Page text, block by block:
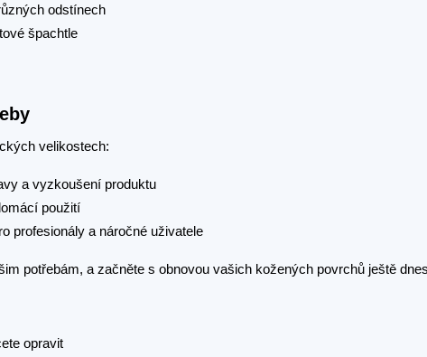
odstínech
špachtle
velikostech:
a vyzkoušení produktu
použití
profesionály a náročné uživatele
potřebám, a začněte s obnovou vašich kožených povrchů ještě
opravit